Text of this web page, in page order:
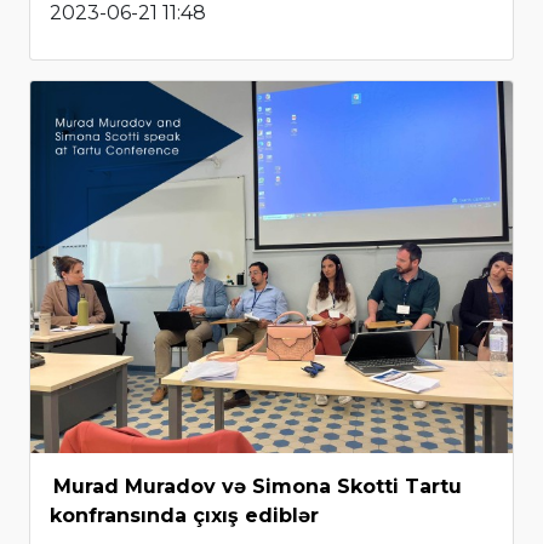
2023-06-21 11:48
Murad Muradov və Simona Skotti Tartu
konfransında çıxış ediblər